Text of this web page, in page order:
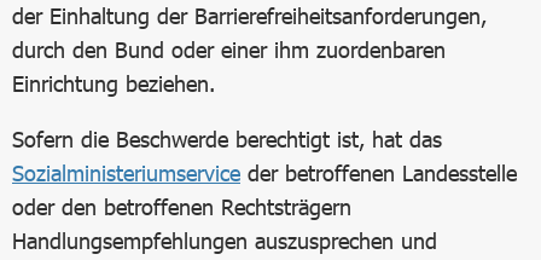
der Einhaltung der Barrierefreiheitsanforderungen,
durch den Bund oder einer ihm zuordenbaren
Einrichtung beziehen.
Sofern die Beschwerde berechtigt ist, hat das
Sozialministeriumservice der betroffenen Landesstelle
oder den betroffenen Rechtsträgern
Handlungsempfehlungen auszusprechen und